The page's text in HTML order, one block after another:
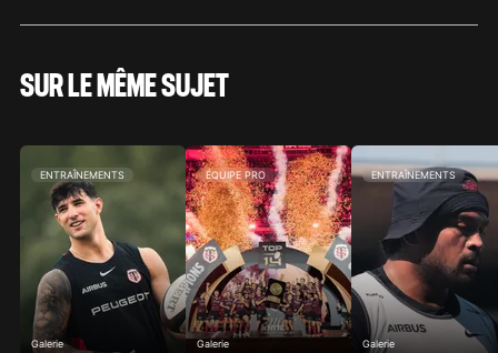
SUR LE MÊME SUJET
ENTRAÎNEMENTS
Galerie
ÉQUIPE PRO
Galerie
ENTRAÎNEMENTS
Galerie